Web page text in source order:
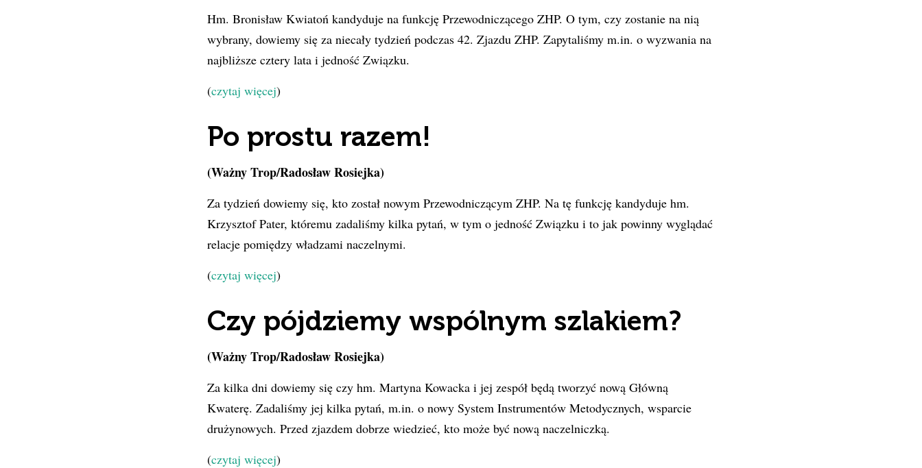
Hm. Bronisław Kwiatoń kandyduje na funkcję Przewodniczącego ZHP. O tym, czy zostanie na nią
wybrany, dowiemy się za niecały tydzień podczas 42. Zjazdu ZHP. Zapytaliśmy m.in. o wyzwania na
najbliższe cztery lata i jedność Związku.
(czytaj więcej)
Po prostu razem!
(Ważny Trop/Radosław Rosiejka)
Za tydzień dowiemy się, kto został nowym Przewodniczącym ZHP. Na tę funkcję kandyduje hm.
Krzysztof Pater, któremu zadaliśmy kilka pytań, w tym o jedność Związku i to jak powinny wyglądać
relacje pomiędzy władzami naczelnymi.
(czytaj więcej)
Czy pójdziemy wspólnym szlakiem?
(Ważny Trop/Radosław Rosiejka)
Za kilka dni dowiemy się czy hm. Martyna Kowacka i jej zespół będą tworzyć nową Główną
Kwaterę. Zadaliśmy jej kilka pytań, m.in. o nowy System Instrumentów Metodycznych, wsparcie
drużynowych. Przed zjazdem dobrze wiedzieć, kto może być nową naczelniczką.
(czytaj więcej)